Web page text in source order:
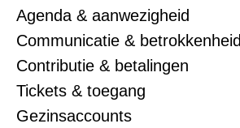
Agenda & aanwezigheid
Communicatie & betrokkenheid
Contributie & betalingen
Tickets & toegang
Gezinsaccounts